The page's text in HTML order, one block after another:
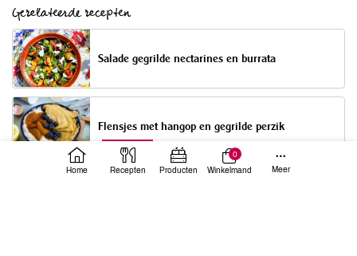
Gerelateerde recepten
Salade gegrilde nectarines en burrata
Flensjes met hangop en gegrilde perzik
Home Recepten Producten
0
Winkelmand
Meer